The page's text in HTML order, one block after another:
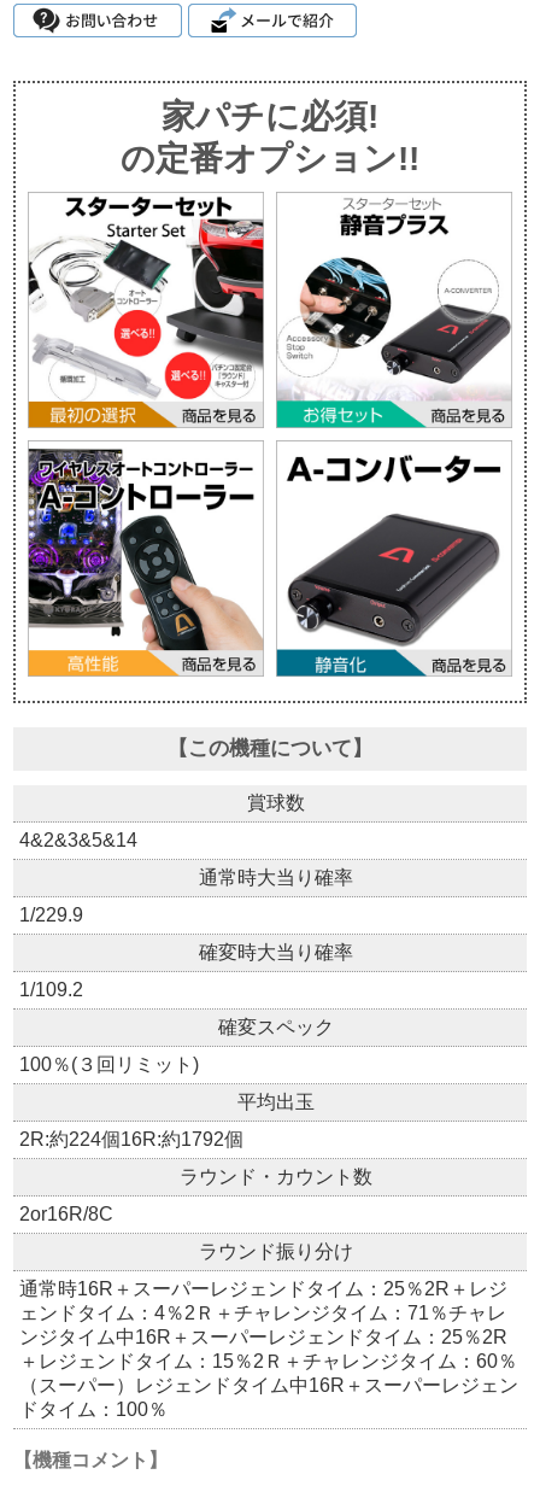
家パチに必須!
の定番オプション!!
【この機種について】
賞球数
4&2&3&5&14
通常時大当り確率
1/229.9
確変時大当り確率
1/109.2
確変スペック
100％(３回リミット)
平均出玉
2R:約224個16R:約1792個
ラウンド・カウント数
2or16R/8C
ラウンド振り分け
通常時16R＋スーパーレジェンドタイム：25％2R＋レジ
ェンドタイム：4％2Ｒ＋チャレンジタイム：71％チャレ
ンジタイム中16R＋スーパーレジェンドタイム：25％2R
＋レジェンドタイム：15％2Ｒ＋チャレンジタイム：60％
（スーパー）レジェンドタイム中16R＋スーパーレジェン
ドタイム：100％
【機種コメント】